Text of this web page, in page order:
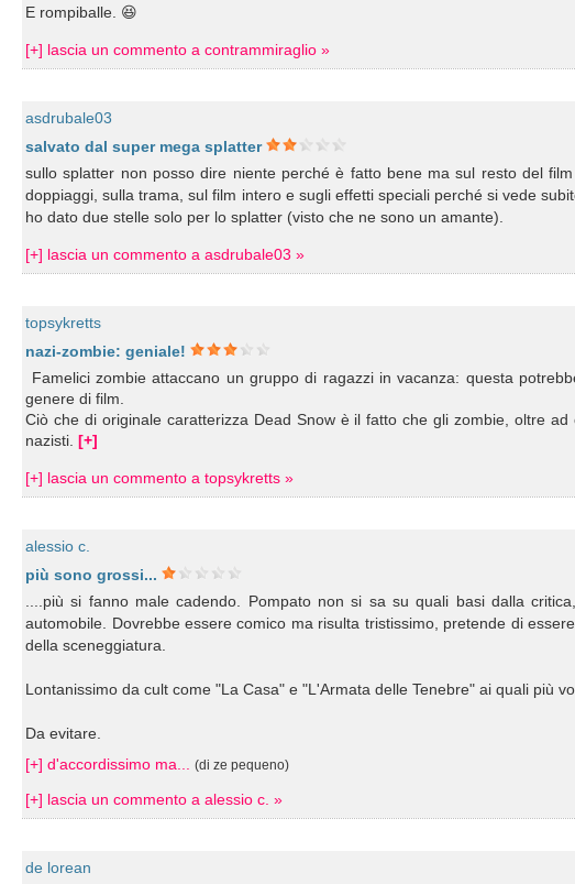
E rompiballe. 😆
[+] lascia un commento a contrammiraglio »
asdrubale03
salvato dal super mega splatter
sullo splatter non posso dire niente perché è fatto bene ma sul resto del
doppiaggi, sulla trama, sul film intero e sugli effetti speciali perché si vede
ho dato due stelle solo per lo splatter (visto che ne sono un amante).
[+] lascia un commento a asdrubale03 »
topsykretts
nazi-zombie: geniale!
Famelici zombie attaccano un gruppo di ragazzi in vacanza: questa
genere di film.
Ciò che di originale caratterizza Dead Snow è il fatto che gli zombie, oltre
nazisti.[+]
[+] lascia un commento a topsykretts »
alessio c.
più sono grossi...
....più si fanno male cadendo. Pompato non si sa su quali basi dalla
automobile. Dovrebbe essere comico ma risulta tristissimo, pretende di
della sceneggiatura.
Lontanissimo da cult come "La Casa" e "L'Armata delle Tenebre" ai quali più
Da evitare.
[+] d'accordissimo ma...
(di ze pequeno)
[+] lascia un commento a alessio c. »
de lorean